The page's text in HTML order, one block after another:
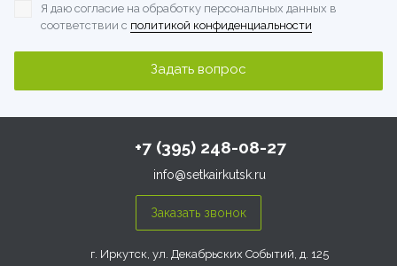
Я даю согласие на обработку персональных данных в
соответствии с политикой конфиденциальности
+7 (395) 248-08-27
info@setkairkutsk.ru
г. Иркутск, ул. Декабрьских Событий, д. 125